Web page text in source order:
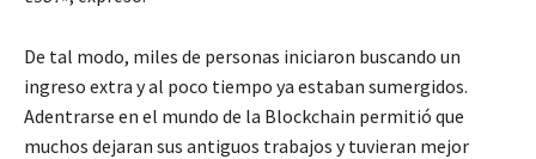
De tal modo, miles de personas iniciaron buscando un
ingreso extra y al poco tiempo ya estaban sumergidos.
Adentrarse en el mundo de la Blockchain permitió que
muchos dejaran sus antiguos trabajos y tuvieran mejor